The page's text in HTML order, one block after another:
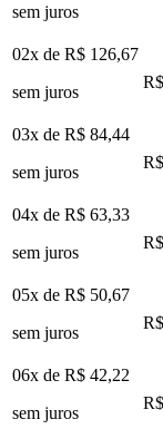
sem juros
02x de R$ 126,67
sem juros
03x de R$ 84,44
sem juros
04x de R$ 63,33
sem juros
05x de R$ 50,67
sem juros
06x de R$ 42,22
sem juros